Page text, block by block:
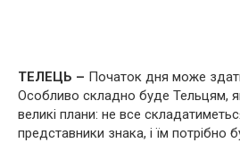
ТЕЛЕЦЬ – Початок дня може
Особливо складно буде Тельцям,
великі плани: не все
представники знака, і їм потрібно